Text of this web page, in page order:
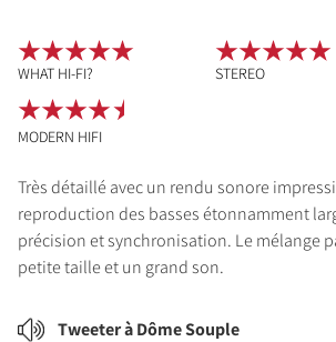
Très détaillé avec un rendu sonore
reproduction des basses étonnamment
précision et synchronisation. Le mélange
petite taille et un grand son.
Tweeter à Dôme Souple
WHAT HI-FI? STEREO
MODERN HIFI